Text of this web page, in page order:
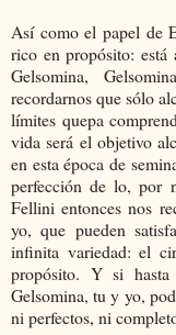
Así como el papel de
rico en propósito:
Gelsomina,
recordarnos que sólo
límites quepa
vida será el objetivo
en esta época de
perfección de lo, por
Fellini entonces nos
yo, que pueden
infinita variedad: el
propósito. Y si hasta
Gelsomina, tu y yo,
ni perfectos, ni